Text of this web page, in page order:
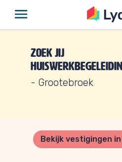
Zoek jij
- Grootebroek
Bekijk vestigingen